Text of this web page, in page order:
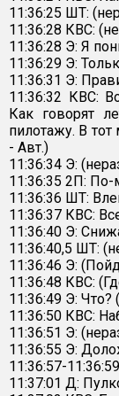
11:36:25 ШТ:
11:36:28 КВС:
11:36:28 Э: Я
11:36:29 Э:
11:36:31 Э:
11:36:32 КВС:
Как говорят
пилотажу. В тот
- Авт.)
11:36:34 Э:
11:36:35 2П:
11:36:36 ШТ:
11:36:37 КВС:
11:36:40 Э:
11:36:40,5 ШТ:
11:36:46 Э:
11:36:48 КВС:
11:36:49 Э: Что?
11:36:50 КВС:
11:36:51 Э:
11:36:55 Э:
11:36:57-
11:37:01 Д: